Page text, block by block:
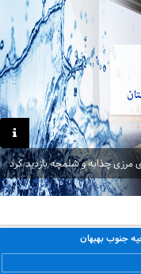
مرزی چذابه و شلمچه بازدید کرد
چذابه و شلمچه بازدید کرد